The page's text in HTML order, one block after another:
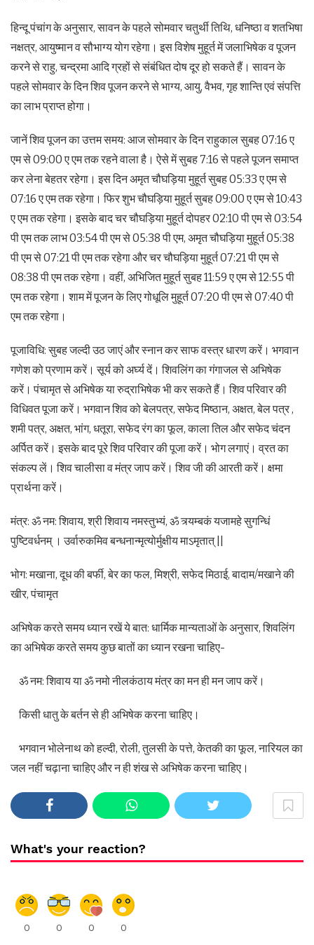
हिन्दू पंचांग के अनुसार, सावन के पहले सोमवार चतुर्थी तिथि, धनिष्ठा व शतभिषा
नक्षत्र, आयुष्मान व सौभाग्य योग रहेगा। इस विशेष मुहूर्त में जलाभिषेक व पूजन
करने से राहु, चन्द्रमा आदि ग्रहों से संबंधित दोष दूर हो सकते हैं। सावन के
पहले सोमवार के दिन शिव पूजन करने से भाग्य, आयु, वैभव, गृह शान्ति एवं संपत्ति
का लाभ प्राप्त होगा।
जानें शिव पूजन का उत्तम समय: आज सोमवार के दिन राहुकाल सुबह 07:16 ए
एम से 09:00 ए एम तक रहने वाला है। ऐसे में सुबह 7:16 से पहले पूजन समाप्त
कर लेना बेहतर रहेगा। इस दिन अमृत चौघड़िया मुहूर्त सुबह 05:33 ए एम से
07:16 ए एम तक रहेगा। फिर शुभ चौघड़िया मुहूर्त सुबह 09:00 ए एम से 10:43
ए एम तक रहेगा। इसके बाद चर चौघड़िया मुहूर्त दोपहर 02:10 पी एम से 03:54
पी एम तक लाभ 03:54 पी एम से 05:38 पी एम, अमृत चौघड़िया मुहूर्त 05:38
पी एम से 07:21 पी एम तक रहेगा और चर चौघड़िया मुहूर्त 07:21 पी एम से
08:38 पी एम तक रहेगा। वहीं, अभिजित मुहूर्त सुबह 11:59 ए एम से 12:55 पी
एम तक रहेगा। शाम में पूजन के लिए गोधूलि मुहूर्त 07:20 पी एम से 07:40 पी
एम तक रहेगा।
पूजाविधि: सुबह जल्दी उठ जाएं और स्नान कर साफ वस्त्र धारण करें। भगवान
गणेश को प्रणाम करें। सूर्य को अर्घ्य दें। शिवलिंग का गंगाजल से अभिषेक
करें। पंचामृत से अभिषेक या रुद्राभिषेक भी कर सकते हैं। शिव परिवार की
विधिवत पूजा करें। भगवान शिव को बेलपत्र, सफेद मिष्ठान, अक्षत, बेल पत्र ,
शमी पत्र, अक्षत, भांग, धतूरा, सफेद रंग का फूल, काला तिल और सफेद चंदन
अर्पित करें। इसके बाद पूरे शिव परिवार की पूजा करें। भोग लगाएं। व्रत का
संकल्प लें। शिव चालीसा व मंत्र जाप करें। शिव जी की आरती करें। क्षमा
प्रार्थना करें।
मंत्र: ॐ नम: शिवाय, श्री शिवाय नमस्तुभ्यं, ॐ त्र्यम्बकं यजामहे सुगन्धिं
पुष्टिवर्धनम् । उर्वारुकमिव बन्धनान्मृत्योर्मुक्षीय माऽमृतात् ||
भोग: मखाना, दूध की बर्फी, बेर का फल, मिश्री, सफेद मिठाई, बादाम/मखाने की
खीर, पंचामृत
अभिषेक करते समय ध्यान रखें ये बात: धार्मिक मान्यताओं के अनुसार, शिवलिंग
का अभिषेक करते समय कुछ बातों का ध्यान रखना चाहिए-
ॐ नम: शिवाय या ॐ नमो नीलकंठाय मंत्र का मन ही मन जाप करें।
किसी धातु के बर्तन से ही अभिषेक करना चाहिए।
भगवान भोलेनाथ को हल्दी, रोली, तुलसी के पत्ते, केतकी का फूल, नारियल का
जल नहीं चढ़ाना चाहिए और न ही शंख से अभिषेक करना चाहिए।
What's your reaction?
0 0 0 0